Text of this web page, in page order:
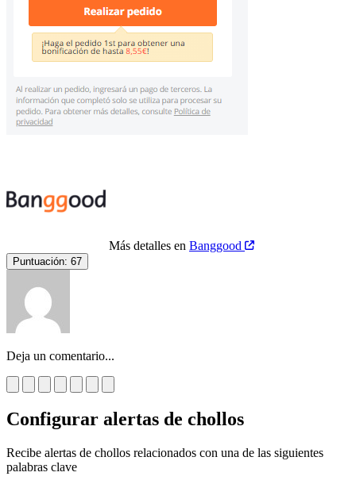
Más detalles en Banggood
Puntuación: 67
Deja un comentario...
Configurar alertas de chollos
Recibe alertas de chollos relacionados con una de las siguientes
palabras clave